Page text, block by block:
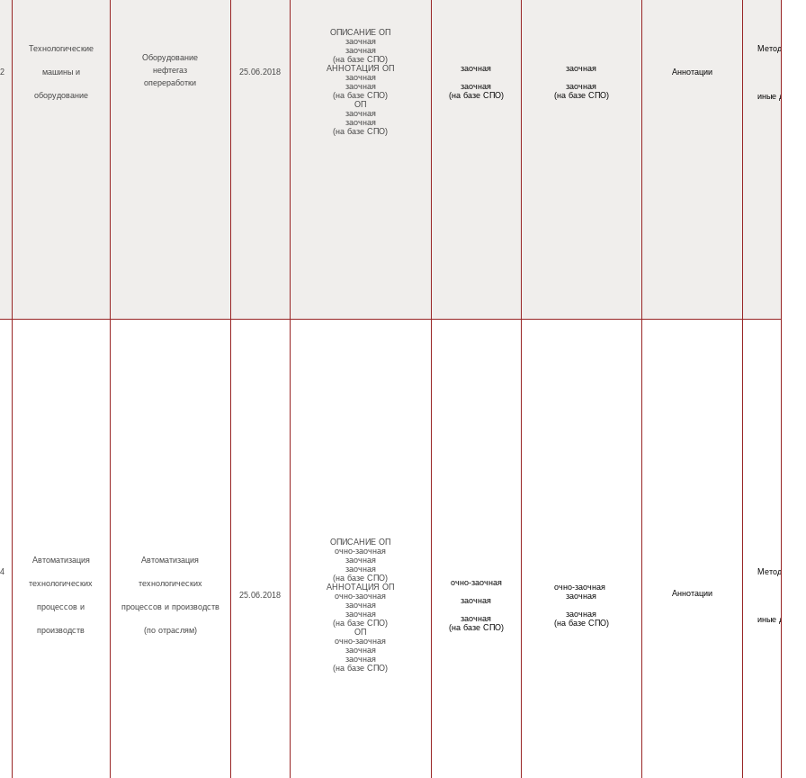
Технологические
машины и
оборудование
Оборудование
нефтегаз
опереработки
25.06.2018
ОПИСАНИЕ ОП
заочная
заочная
(на базе СПО)
АННОТАЦИЯ ОП
заочная
заочная
(на базе СПО)
ОП
заочная
заочная
(на базе СПО)
заочная
заочная
(на базе СПО)
заочная
заочная
(на базе СПО)
Аннотации
иные
Автоматизация
технологических
процессов и
производств
Автоматизация
технологических
процессов и производств
(по отраслям)
25.06.2018
ОПИСАНИЕ ОП
очно-заочная
заочная
заочная
(на базе СПО)
АННОТАЦИЯ ОП
очно-заочная
заочная
заочная
(на базе СПО)
ОП
очно-заочная
заочная
заочная
(на базе СПО)
очно-заочная
заочная
заочная
(на базе СПО)
очно-заочная
заочная
заочная
(на базе СПО)
Аннотации
иные